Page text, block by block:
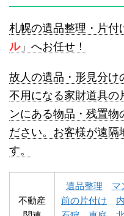
名寄市不用品回収
札幌の遺品整理・片付
ル」へお任せ！
故人の遺品・形見分け
不用になる家財道具の
ンにある物品・残置物
ださい。お客様が遠
す。
不動産
遺品整理 マ
前の片付け